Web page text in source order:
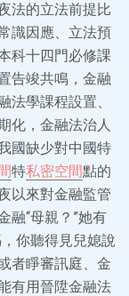
法的立法前提比
識因應、立法預
科十四門必修課
告竣共鳴，金融
法學課程設置、
化，金融法治人
國缺少對中國特
特私密空間點的
以來對金融監管
融“母親？”她有
你聽得見兒媳說
者睜審訊庭、金
有用晉陞金融法